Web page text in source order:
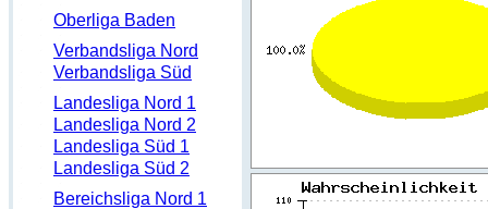
Oberliga Baden
Verbandsliga Nord
Verbandsliga Süd
Landesliga Nord 1
Landesliga Nord 2
Landesliga Süd 1
Landesliga Süd 2
Bereichsliga Nord 1